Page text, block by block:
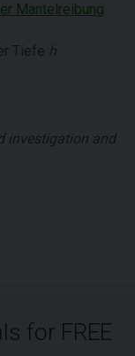
Mantelreibung
Tiefe h
investigation and
for FREE